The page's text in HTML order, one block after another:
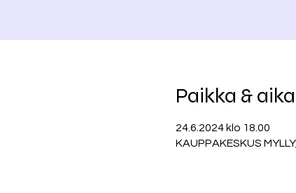
Paikka & aika
24.6.2024 klo 18.00
KAUPPAKESKUS